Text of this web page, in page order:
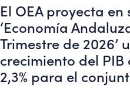
El OEA proyecta
‘Economía
Trimestre de 2026’
crecimiento del
2,3% para el